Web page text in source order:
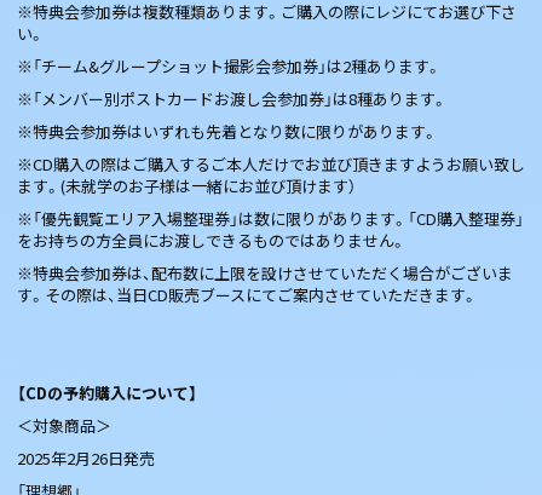
※特典会参加券は複数種類あります。ご購入の際にレジにてお選び下さ
い。
※「チーム&グループショット撮影会参加券」は2種あります。
※「メンバー別ポストカードお渡し会参加券」は8種あります。
※特典会参加券はいずれも先着となり数に限りがあります。
※CD購入の際はご購入するご本人だけでお並び頂きますようお願い致し
ます。(未就学のお子様は一緒にお並び頂けます）
※「優先観覧エリア入場整理券」は数に限りがあります。「CD購入整理券」
をお持ちの方全員にお渡しできるものではありません。
※特典会参加券は、配布数に上限を設けさせていただく場合がございま
す。その際は、当日CD販売ブースにてご案内させていただきます。
【CDの予約購入について】
＜対象商品＞
2025年2月26日発売
「理想郷」